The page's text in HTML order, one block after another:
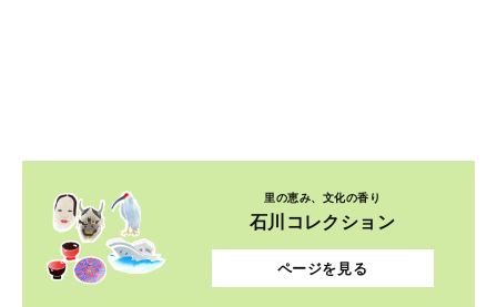
貴重資料を自由自在に楽しめる
デジタルコレクション
ページを見る